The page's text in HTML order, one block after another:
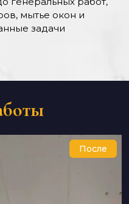
мытье окон и
задачи